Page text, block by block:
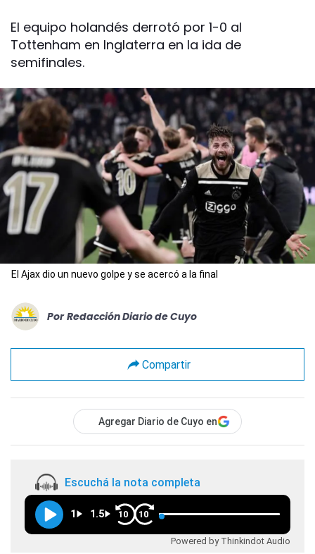
El equipo holandés derrotó por 1-0 al
Tottenham en Inglaterra en la ida de
semifinales.
El Ajax dio un nuevo golpe y se acercó a la final
Por Redacción Diario de Cuyo
Compartir
Agregar Diario de Cuyo en
Escuchá la nota completa
1 1.5 10 10
Powered by Thinkindot Audio